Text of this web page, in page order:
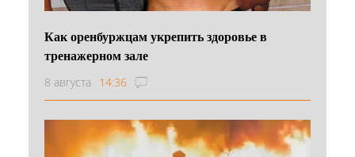
Как оренбуржцам укрепить здоровье в
тренажерном зале
8 августа 14:36